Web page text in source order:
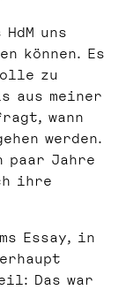
uns
können. Es
zu
aus meiner
wann
werden.
paar Jahre
ihre
Essay, in
Das war